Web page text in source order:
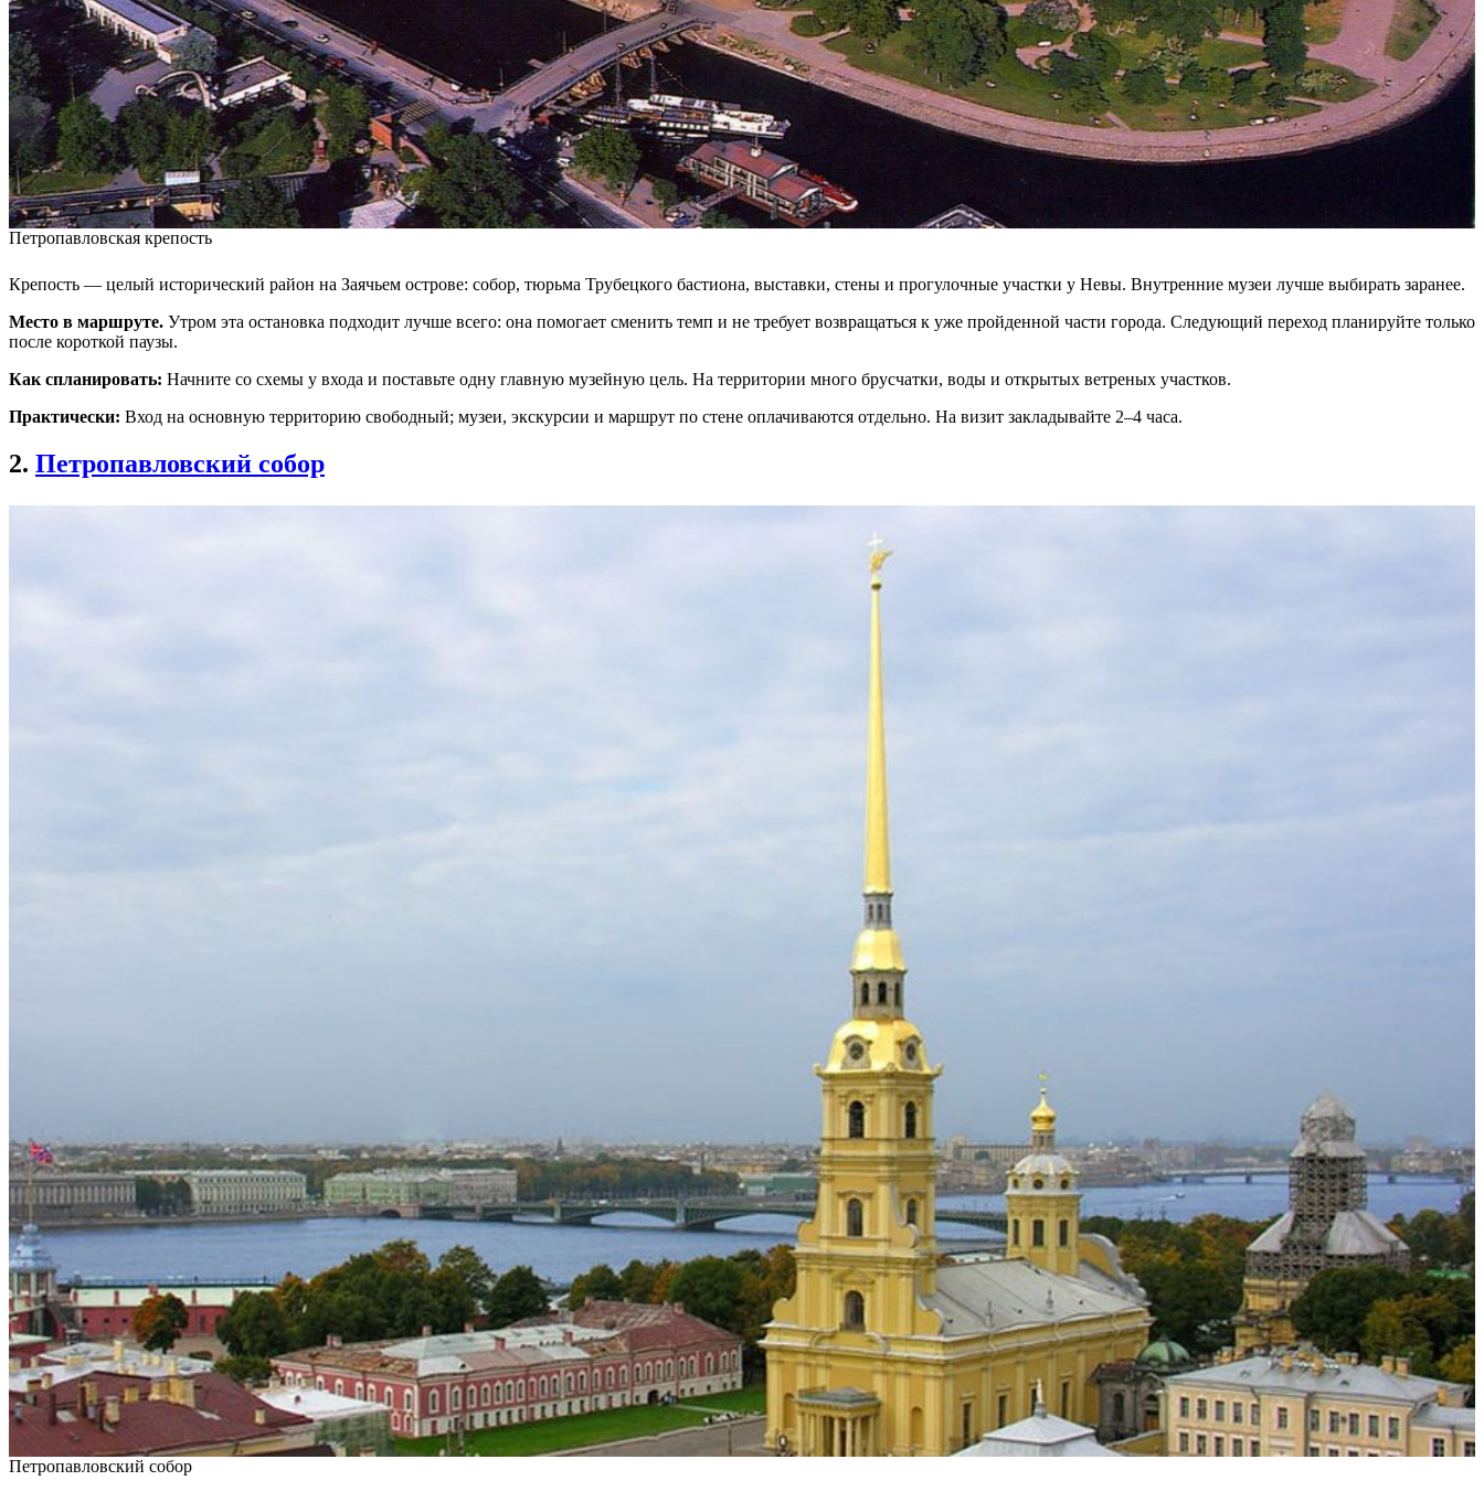
Петропавловская крепость
Крепость — целый исторический район на Заячьем острове: собор, тюрьма Трубецкого бастиона, выставки, стены и прогулочные участки у Невы. Внутренние музеи лучше выбирать заранее.
Место в маршруте. Утром эта остановка подходит лучше всего: она помогает сменить темп и не требует возвращаться к уже пройденной части города. Следующий переход планируйте только
после короткой паузы.
Как спланировать: Начните со схемы у входа и поставьте одну главную музейную цель. На территории много брусчатки, воды и открытых ветреных участков.
Практически: Вход на основную территорию свободный; музеи, экскурсии и маршрут по стене оплачиваются отдельно. На визит закладывайте 2–4 часа.
2. Петропавловский собор
Петропавловский собор